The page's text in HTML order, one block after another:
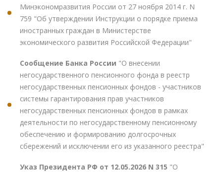
Минэкономразвития России от 27 ноября 2014 г. N
759 "Об утверждении Инструкции о порядке приема
иностранных граждан в Министерстве
экономического развития Российской Федерации"
Сообщение Банка России "О внесении
негосударственного пенсионного фонда в реестр
негосударственных пенсионных фондов - участников
системы гарантирования прав участников
негосударственных пенсионных фондов в рамках
деятельности по негосударственному пенсионному
обеспечению и формированию долгосрочных
сбережений и исключении его из указанного реестра"
Указ Президента РФ от 12.05.2026 N 315 "О